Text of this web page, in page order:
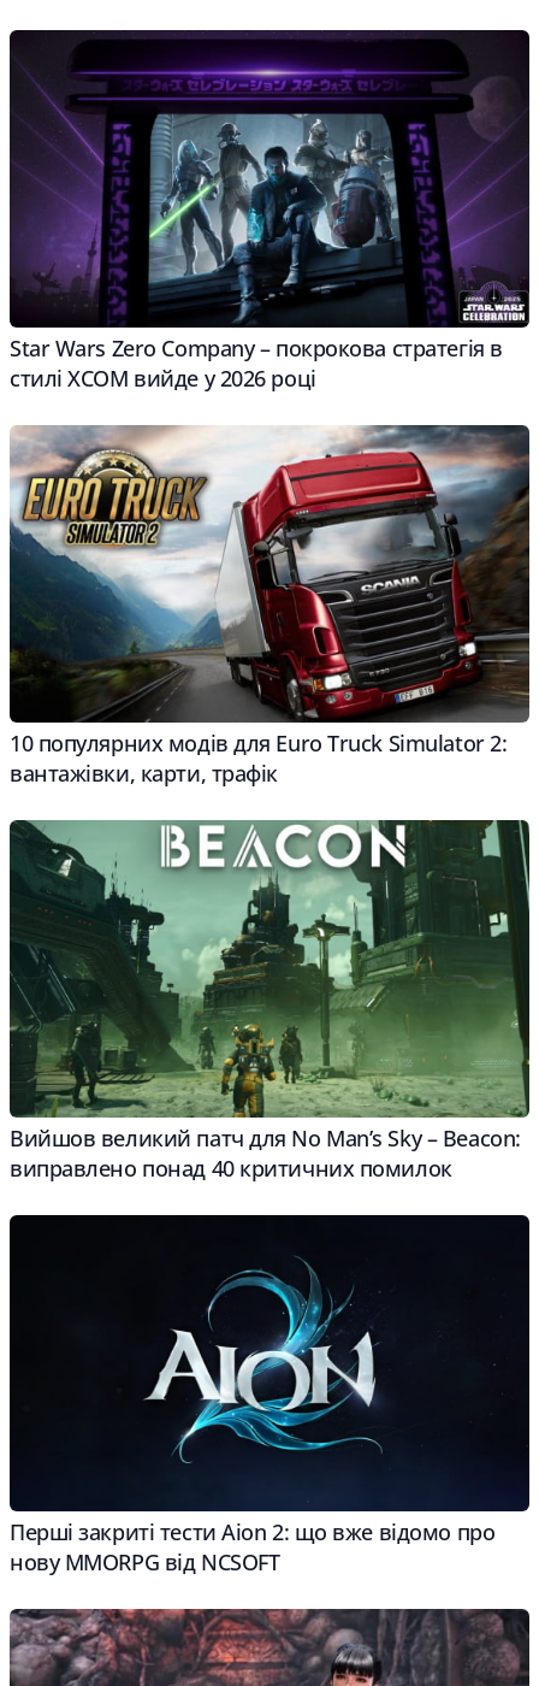
Star Wars Zero Company – покрокова стратегія в
стилі XCOM вийде у 2026 році
10 популярних модів для Euro Truck Simulator 2:
вантажівки, карти, трафік
Вийшов великий патч для No Man’s Sky – Beacon:
виправлено понад 40 критичних помилок
Перші закриті тести Aion 2: що вже відомо про
нову MMORPG від NCSOFT